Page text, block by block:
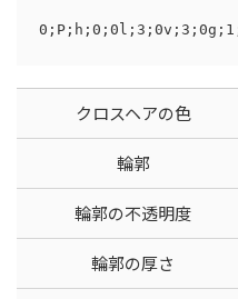
クロスヘアの色
輪郭
輪郭の不透明度
輪郭の厚さ